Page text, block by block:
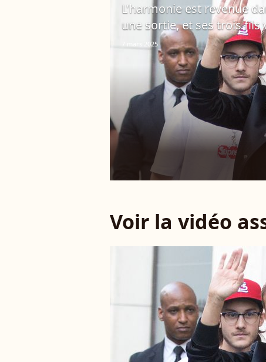
L'harmonie est revenue
une sortie, et ses trois fils
7 mars 2025
Voir la vidéo